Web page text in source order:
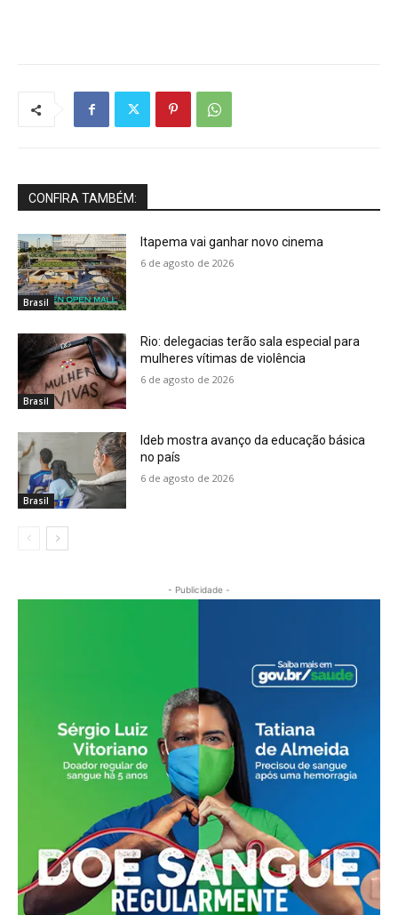
CONFIRA TAMBÉM:
Brasil
Itapema vai ganhar novo cinema
6 de agosto de 2026
Brasil
Rio: delegacias terão sala especial para
mulheres vítimas de violência
6 de agosto de 2026
Brasil
Ideb mostra avanço da educação básica
no país
6 de agosto de 2026
- Publicidade -